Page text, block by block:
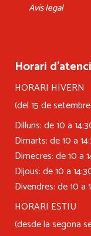
Avís legal
Horari
HORARI HIVERN
(del 15 de
Dilluns: de 10 a
Dimarts: de 10 a
Dimecres: de 10 a
Dijous: de 10 a
Divendres: de 10 a
HORARI ESTIU
(desde la segona